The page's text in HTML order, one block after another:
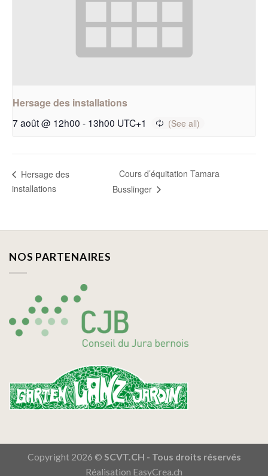
Hersage des installations
7 août @ 12h00 - 13h00 UTC+1
Hersage des
installations
Cours d’équitation Tamara
Busslinger
NOS PARTENAIRES
Copyright 2026 © SCVT.CH - Tous droits réservés
Réalisation EasyCrea.ch